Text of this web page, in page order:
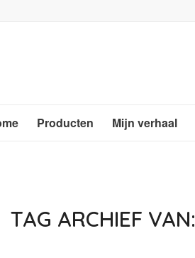
Producten Mijn verhaal
TAG ARCHIEF VAN: